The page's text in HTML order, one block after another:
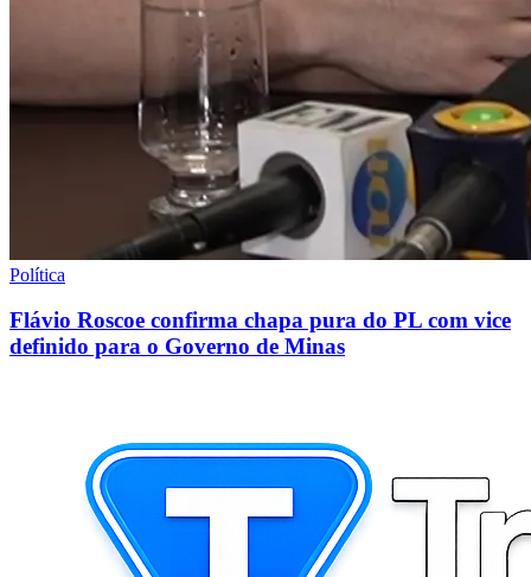
Política
Flávio Roscoe confirma chapa pura do PL com vice
definido para o Governo de Minas